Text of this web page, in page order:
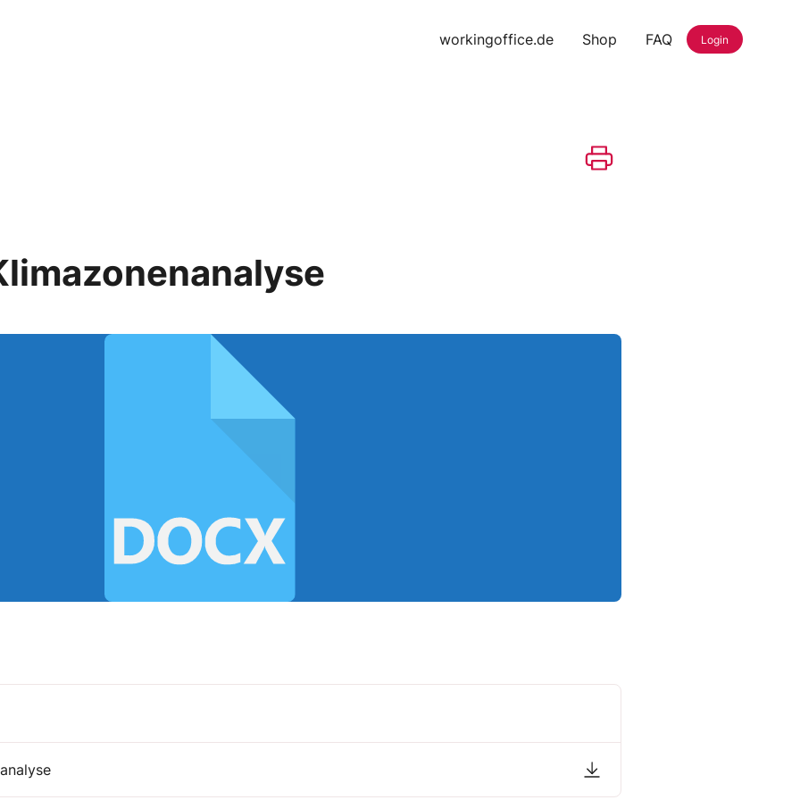
workingoffice.de Shop FAQ Login